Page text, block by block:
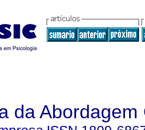
da Abordagem